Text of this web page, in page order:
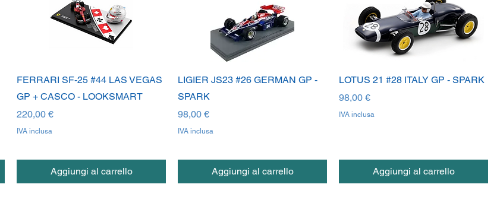
FERRARI SF-25 #44 LAS VEGAS
GP + CASCO - LOOKSMART
Prezzo
220,00 €
IVA inclusa
Aggiungi al carrello
LIGIER JS23 #26 GERMAN GP -
SPARK
Prezzo
98,00 €
IVA inclusa
Aggiungi al carrello
LOTUS 21 #28 ITALY GP - SPARK
Prezzo
98,00 €
IVA inclusa
Aggiungi al carrello